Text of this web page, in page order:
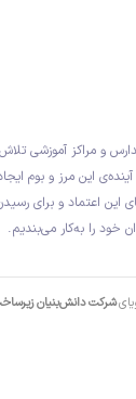
و مراکز آموزشی
این مرز و بوم
این اعتماد و برای
خود را به‌کار می‌بندیم.
شرکت دانش‌بنیان